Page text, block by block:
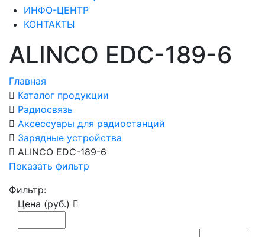
ИНФО-ЦЕНТР
КОНТАКТЫ
ALINCO EDC-189-6
Главная
Каталог продукции
Радиосвязь
Аксессуары для радиостанций
Зарядные устройства
ALINCO EDC-189-6
Показать фильтр
Фильтр:
Цена (руб.)